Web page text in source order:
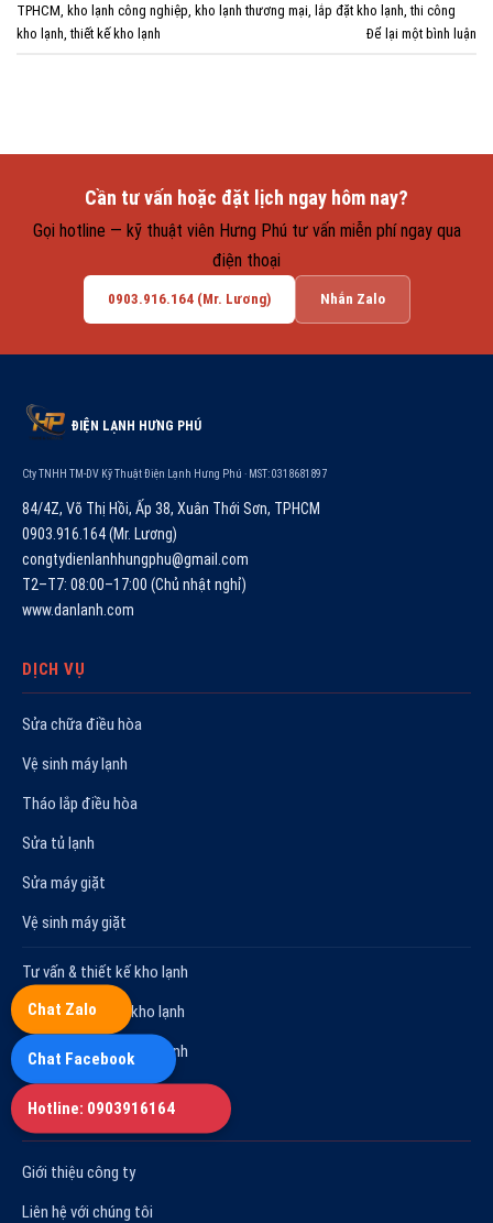
TPHCM kho lạnh công nghiệp kho lạnh thương mại lắp đặt kho lạnh ,thi công
kho lạnh ,thiết kế kho lạnh Để lại một bình luận
Cần tư vấn hoặc đặt lịch ngay hôm nay?
Gọi hotline — kỹ thuật viên Hưng Phú tư vấn miễn phí ngay qua
điện thoại
0903.916.164 (Mr. Lương) Nhắn Zalo
ĐIỆN LẠNH HƯNG PHÚ
Cty TNHH TM-DV Kỹ Thuật Điện Lạnh Hưng Phú · MST: 0318681897
84/4Z, Võ Thị Hồi, Ấp 38, Xuân Thới Sơn, TPHCM
0903.916.164 (Mr. Lương)
congtydienlanhhungphu@gmail.com
T2–T7: 08:00–17:00 (Chủ nhật nghỉ)
www.danlanh.com
DỊCH VỤ
Sửa chữa điều hòa
Vệ sinh máy lạnh
Tháo lắp điều hòa
Sửa tủ lạnh
Sửa máy giặt
Vệ sinh máy giặt
Tư vấn & thiết kế kho lạnh
Thi công lắp đặt kho lạnh
Hợp đồng bảo trì kho lạnh
CHÍNH SÁCH
Giới thiệu công ty
Liên hệ với chúng tôi
Chat Zalo
Chat Facebook
Hotline: 0903916164